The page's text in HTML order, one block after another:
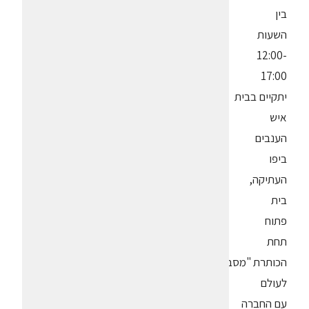
בין
השעות
12:00-
17:00
יתקיים בבית
איש
הענבים
ביפו
העתיקה,
בית
פתוח
תחת
הכותרת "מסביב
לעולם
עם החברה